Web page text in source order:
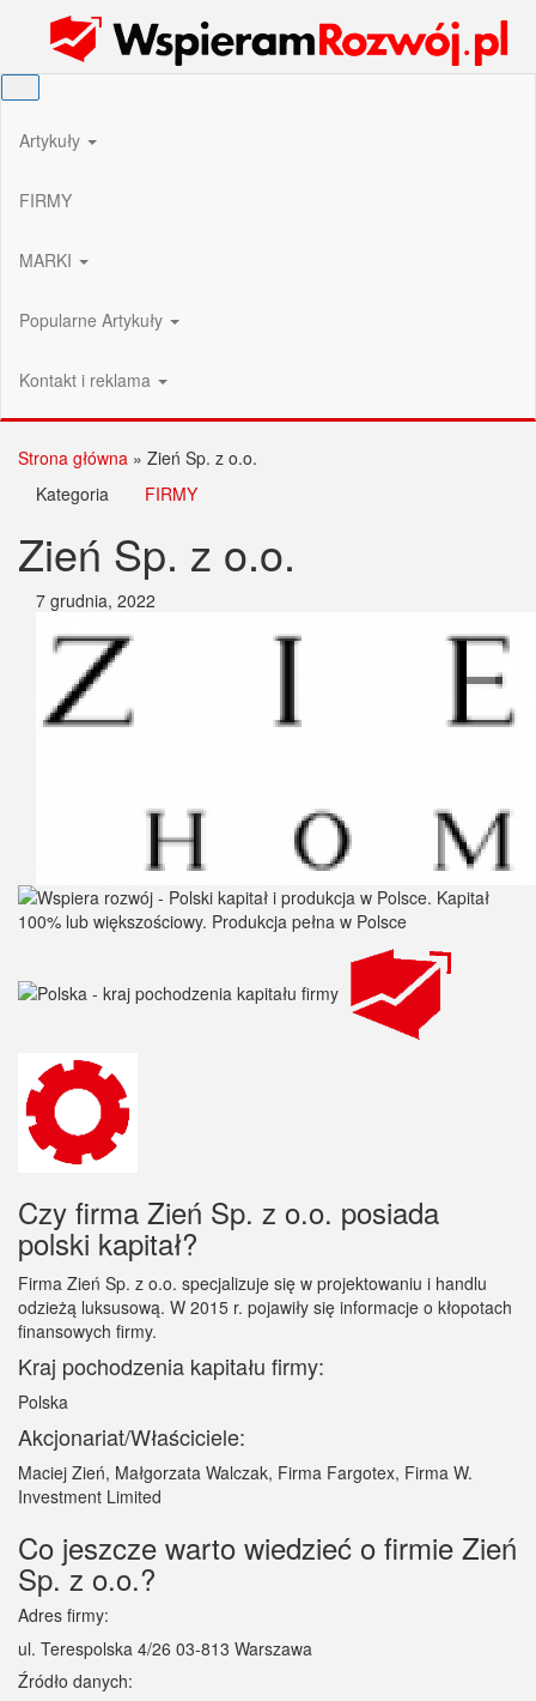
Wspieram Rozwój PL
Artykuły
FIRMY
MARKI
Popularne Artykuły
Kontakt i reklama
Strona główna » Zień Sp. z o.o.
Kategoria
FIRMY
Zień Sp. z o.o.
7 grudnia, 2022
Czy firma Zień Sp. z o.o. posiada
polski kapitał?
Firma Zień Sp. z o.o. specjalizuje się w projektowaniu i handlu
odzieżą luksusową. W 2015 r. pojawiły się informacje o kłopotach
finansowych firmy.
Kraj pochodzenia kapitału firmy:
Polska
Akcjonariat/Właściciele:
Maciej Zień, Małgorzata Walczak, Firma Fargotex, Firma W.
Investment Limited
Co jeszcze warto wiedzieć o firmie Zień
Sp. z o.o.?
Adres firmy:
ul. Terespolska 4/26 03-813 Warszawa
Źródło danych: